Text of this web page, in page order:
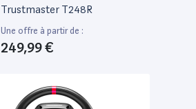
Trustmaster T248R
Une offre à partir de :
249,99 €